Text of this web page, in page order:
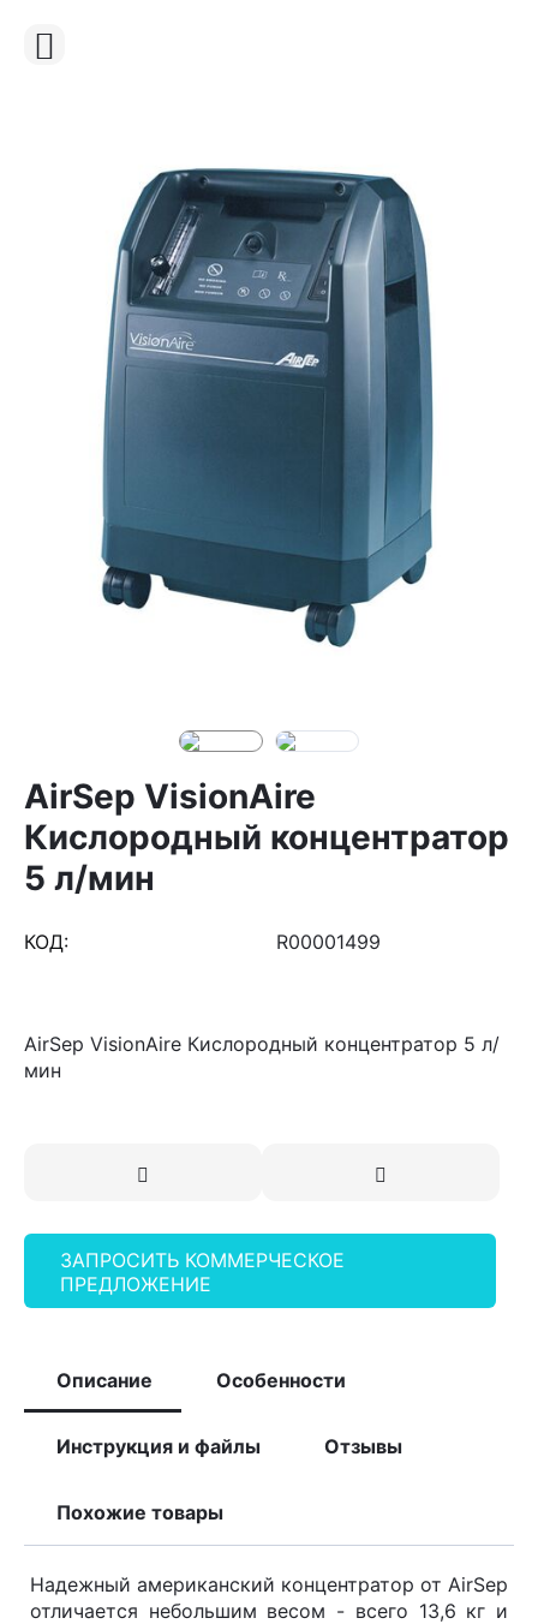
AirSep VisionAire
Кислородный концентратор
5 л/мин
КОД: R00001499
AirSep VisionAire Кислородный концентратор 5 л/
мин
ЗАПРОСИТЬ КОММЕРЧЕСКОЕ
ПРЕДЛОЖЕНИЕ
Описание Особенности
Инструкция и файлы Отзывы
Похожие товары
Надежный американский концентратор от AirSep
отличается небольшим весом - всего 13,6 кг и